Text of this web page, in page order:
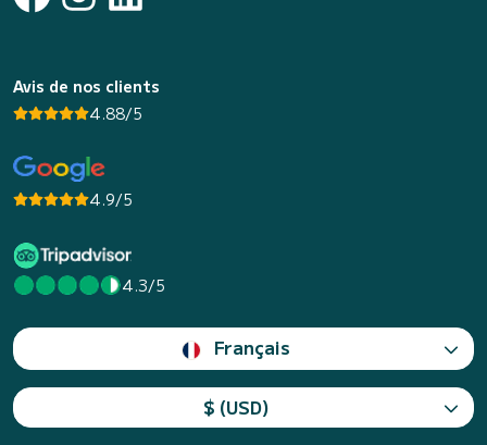
Avis de nos clients
4.88/5
4.9/5
4.3/5
Français
$ (USD)